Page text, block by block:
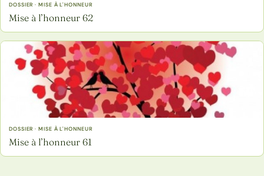
DOSSIER · MISE À L'HONNEUR
Mise à l’honneur 62
DOSSIER · MISE À L'HONNEUR
Mise à l’honneur 61